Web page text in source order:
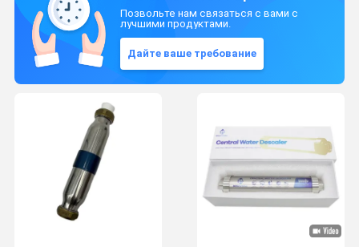
Позвольте нам связаться с вами с
лучшими продуктами.
Дайте ваше требование